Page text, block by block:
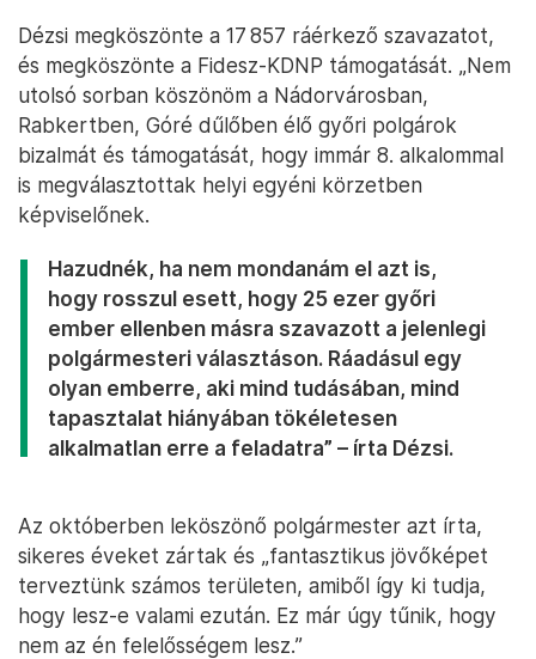
Dézsi megköszönte a 17 857 ráérkező szavazatot,
és megköszönte a Fidesz-KDNP támogatását. „Nem
utolsó sorban köszönöm a Nádorvárosban,
Rabkertben, Góré dűlőben élő győri polgárok
bizalmát és támogatását, hogy immár 8. alkalommal
is megválasztottak helyi egyéni körzetben
képviselőnek.
Hazudnék, ha nem mondanám el azt is,
hogy rosszul esett, hogy 25 ezer győri
ember ellenben másra szavazott a jelenlegi
polgármesteri választáson. Ráadásul egy
olyan emberre, aki mind tudásában, mind
tapasztalat hiányában tökéletesen
alkalmatlan erre a feladatra” – írta Dézsi.
Az októberben leköszönő polgármester azt írta,
sikeres éveket zártak és „fantasztikus jövőképet
terveztünk számos területen, amiből így ki tudja,
hogy lesz-e valami ezután. Ez már úgy tűnik, hogy
nem az én felelősségem lesz.”